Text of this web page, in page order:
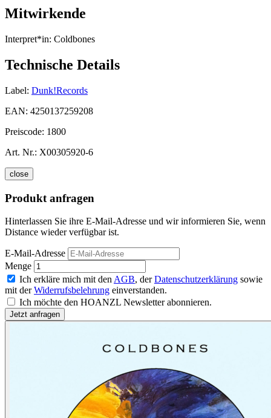
Mitwirkende
Interpret*in: Coldbones
Technische Details
Label: Dunk!Records
EAN: 4250137259208
Preiscode: 1800
Art. Nr.: X00305920-6
close
Produkt anfragen
Hinterlassen Sie ihre E-Mail-Adresse und wir informieren Sie, wenn
Distance wieder verfügbar ist.
E-Mail-Adresse
Menge
Ich erkläre mich mit den AGB, derDatenschutzerklärung sowie
mit derWiderrufsbelehrung einverstanden.
Ich möchte den HOANZL Newsletter abonnieren.